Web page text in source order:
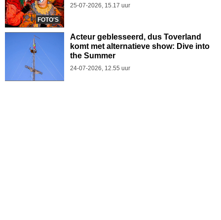
FOTO'S
25-07-2026, 15.17 uur
Acteur geblesseerd, dus Toverland
komt met alternatieve show: Dive into
the Summer
24-07-2026, 12.55 uur